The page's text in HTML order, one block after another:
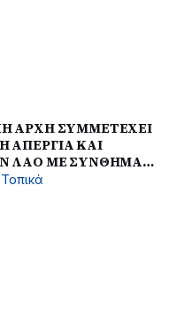
ΑΡΧΗ ΣΥΜΜΕΤΕΧΕΙ
ΑΠΕΡΓΙΑ ΚΑΙ
ΛΑΟ ΜΕ ΣΥΝΘΗΜΑ
ΖΩΕΣ ΜΑΣ''
Τοπικά